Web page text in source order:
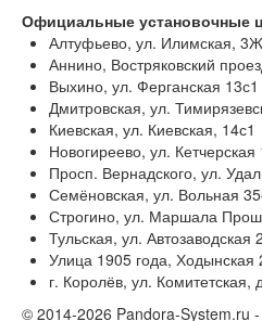
Официальные установочные
Алтуфьево, ул. Илимская,
Аннино, Востряковский
Выхино, ул. Ферганская 13с1
Дмитровская, ул.
Киевская, ул. Киевская, 14с1
Новогиреево, ул. Кетчерская
Просп. Вернадского, ул.
Семёновская, ул. Вольная
Строгино, ул. Маршала
Тульская, ул. Автозаводская
Улица 1905 года, Ходынская
г. Королёв, ул. Комитетская,
© 2014-2026 Pandora-System.ru